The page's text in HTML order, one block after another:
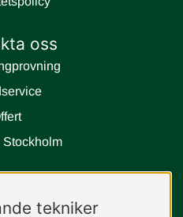
oss
Stockholm
tekniker